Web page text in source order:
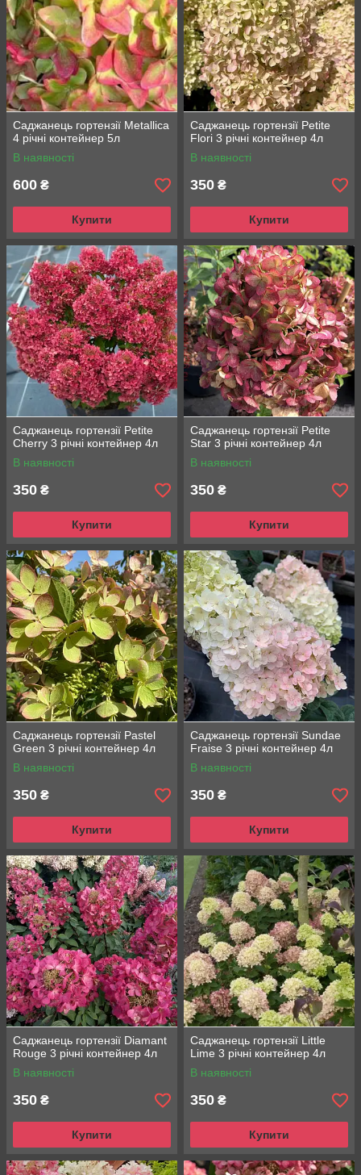
Саджанець гортензії Metallica
4 річні контейнер 5л
В наявності
600 ₴
Купити
Саджанець гортензії Petite
Flori 3 річні контейнер 4л
В наявності
350 ₴
Купити
Саджанець гортензії Petite
Cherry 3 річні контейнер 4л
В наявності
350 ₴
Купити
Саджанець гортензії Petite
Star 3 річні контейнер 4л
В наявності
350 ₴
Купити
Саджанець гортензії Pastel
Green 3 річні контейнер 4л
В наявності
350 ₴
Купити
Саджанець гортензії Sundae
Fraise 3 річні контейнер 4л
В наявності
350 ₴
Купити
Саджанець гортензії Diamant
Rouge 3 річні контейнер 4л
В наявності
350 ₴
Купити
Саджанець гортензії Little
Lime 3 річні контейнер 4л
В наявності
350 ₴
Купити